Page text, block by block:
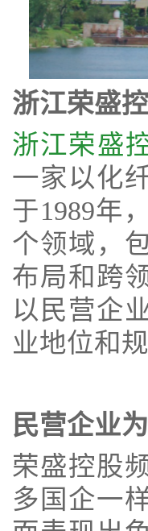
浙江荣盛
浙江荣盛
一家以化
于1989年
个领域，
布局和跨
以民营企
业地位和
民营企业
荣盛控股
多国企一